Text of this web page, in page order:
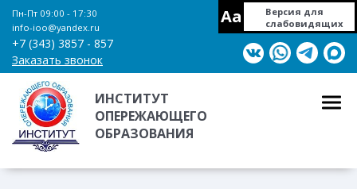
Пн-Пт 09:00 - 17:30
info-ioo@yandex.ru
+7 (343) 3857 - 857
Заказать звонок
Aa
Версия для
слабовидящих
ИНСТИТУТ
ОПЕРЕЖАЮЩЕГО
ОБРАЗОВАНИЯ